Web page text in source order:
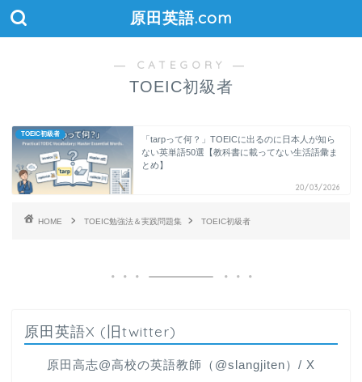
原田英語.com
― CATEGORY ―
TOEIC初級者
TOEIC初級者
「tarpって何？」TOEICに出るのに日本人が知ら
ない英単語50選【教科書に載ってない生活語彙ま
とめ】
20/03/2026
HOME TOEIC勉強法＆実践問題集 TOEIC初級者
原田英語X (旧twitter)
原田高志@高校の英語教師（@slangjiten）/ X